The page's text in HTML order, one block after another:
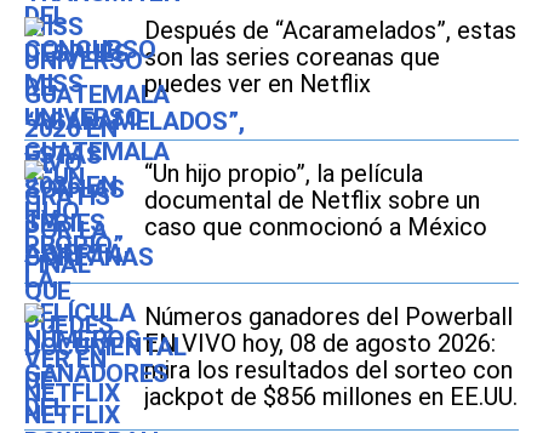
Después de “Acaramelados”, estas
son las series coreanas que
puedes ver en Netflix
“Un hijo propio”, la película
documental de Netflix sobre un
caso que conmocionó a México
Números ganadores del Powerball
EN VIVO hoy, 08 de agosto 2026:
mira los resultados del sorteo con
jackpot de $856 millones en EE.UU.